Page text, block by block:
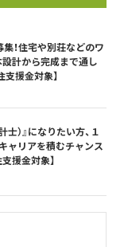
集！住宅や別荘などのワ
計から完成まで通し
援金対象】
士）』になりたい方、１
ャリアを積むチャンス
援金対象】